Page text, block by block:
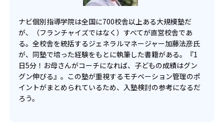
定期テストの点数が、60点未満で入会の場合、受講教科
が1教科で＋20点以上
60点以上で入会の場合、その教科が80点以上
以上を達成できなかった場合は、その後の1学期間（3カ
月）の授業料が無料となる。※英語は保証対象外
ナビ個別指導学院は全国に700校舎以上ある大規模塾だ
が、（フランチャイズではなく）すべてが直営校舎であ
る。全校舎を統括するジェネラルマネージャー加藤法彦氏
が、同塾で培った経験をもとに執筆した書籍がある。『1
日5分！お母さんがコーチになれば、子どもの成績はグン
グン伸びる』。この塾が重視するモチベーション管理のポ
イントがまとめられているため、入塾検討の参考になるだ
ろう。